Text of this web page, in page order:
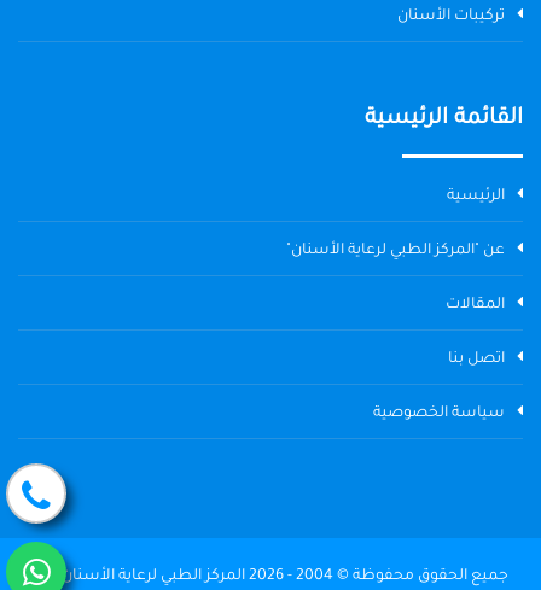
تركيبات الأسنان
القائمة الرئيسية
الرئيسية
عن "المركز الطبي لرعاية الأسنان"
المقالات
اتصل بنا
سياسة الخصوصية
جميع الحقوق محفوظة © 2004 - 2026 المركز الطبي لرعاية الأسنان The